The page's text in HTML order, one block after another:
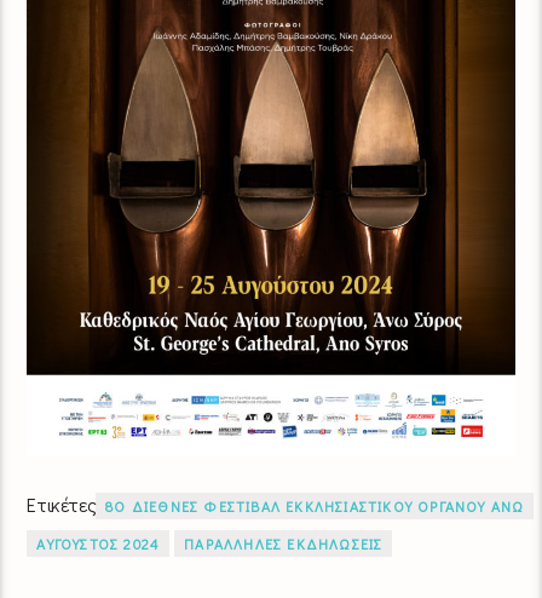
Ετικέτες 8Ο ΔΙΕΘΝΕΣ ΦΕΣΤΙΒΑΛ ΕΚΚΛΗΣΙΑΣΤΙΚΟΥ ΟΡΓΑΝΟΥ ΑΝΩ
ΑΥΓΟΥΣΤΟΣ 2024
ΠΑΡΑΛΛΗΛΕΣ ΕΚΔΗΛΩΣΕΙΣ